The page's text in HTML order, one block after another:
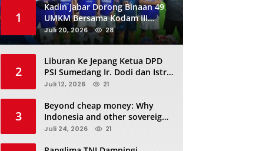
1
Kadin Jabar Dorong Binaan 49
UMKM Bersama Kodam III
Siliwangi Sambil Nobar Final
Piala Dunia, Akan Ada Investor
Juli 20, 2026 28
2
Liburan Ke Jepang Ketua DPD
PSI Sumedang Ir. Dodi dan Istri
Kibarkan Bendera PSI “Jangan
Juli 12, 2026 21
3
Beyond cheap money: Why
Indonesia and other sovereigns
are turning to panda bonds
Juli 24, 2026 21